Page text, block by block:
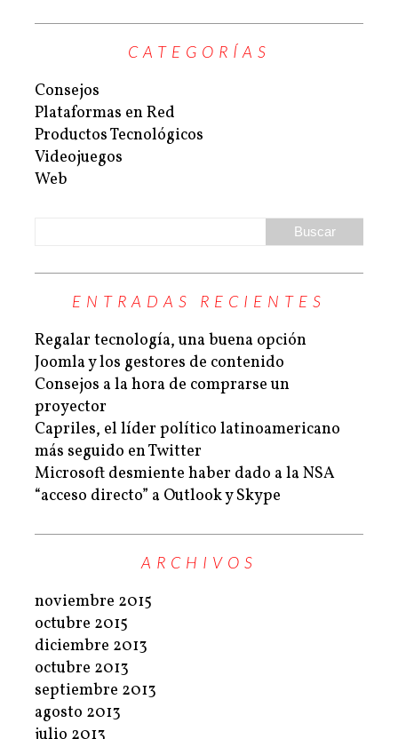
CATEGORÍAS
Consejos
Plataformas en Red
Productos Tecnológicos
Videojuegos
Web
ENTRADAS RECIENTES
Regalar tecnología, una buena opción
Joomla y los gestores de contenido
Consejos a la hora de comprarse un
proyector
Capriles, el líder político latinoamericano
más seguido en Twitter
Microsoft desmiente haber dado a la NSA
“acceso directo” a Outlook y Skype
ARCHIVOS
noviembre 2015
octubre 2015
diciembre 2013
octubre 2013
septiembre 2013
agosto 2013